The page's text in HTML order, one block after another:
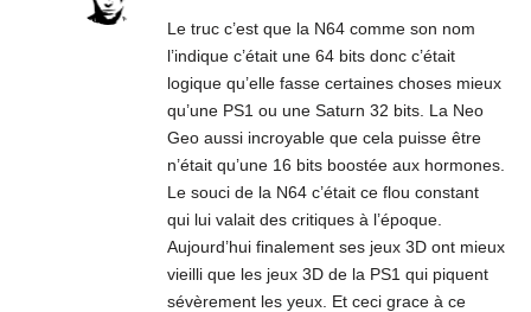
Le truc c’est que la N64 comme son nom
l’indique c’était une 64 bits donc c’était
logique qu’elle fasse certaines choses mieux
qu’une PS1 ou une Saturn 32 bits. La Neo
Geo aussi incroyable que cela puisse être
n’était qu’une 16 bits boostée aux hormones.
Le souci de la N64 c’était ce flou constant
qui lui valait des critiques à l’époque.
Aujourd’hui finalement ses jeux 3D ont mieux
vieilli que les jeux 3D de la PS1 qui piquent
sévèrement les yeux. Et ceci grace à ce